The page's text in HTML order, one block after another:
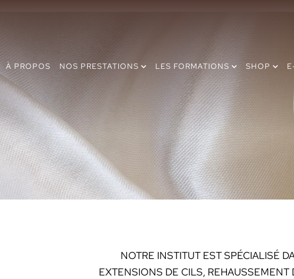
À PROPOS NOS PRESTATIONS LES FORMATIONS SHOP
NOTRE INSTITUT EST SPÉCIALISÉ
EXTENSIONS DE CILS,